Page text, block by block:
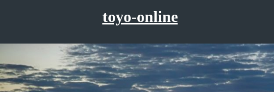
へ
ス
キ
toyo-online